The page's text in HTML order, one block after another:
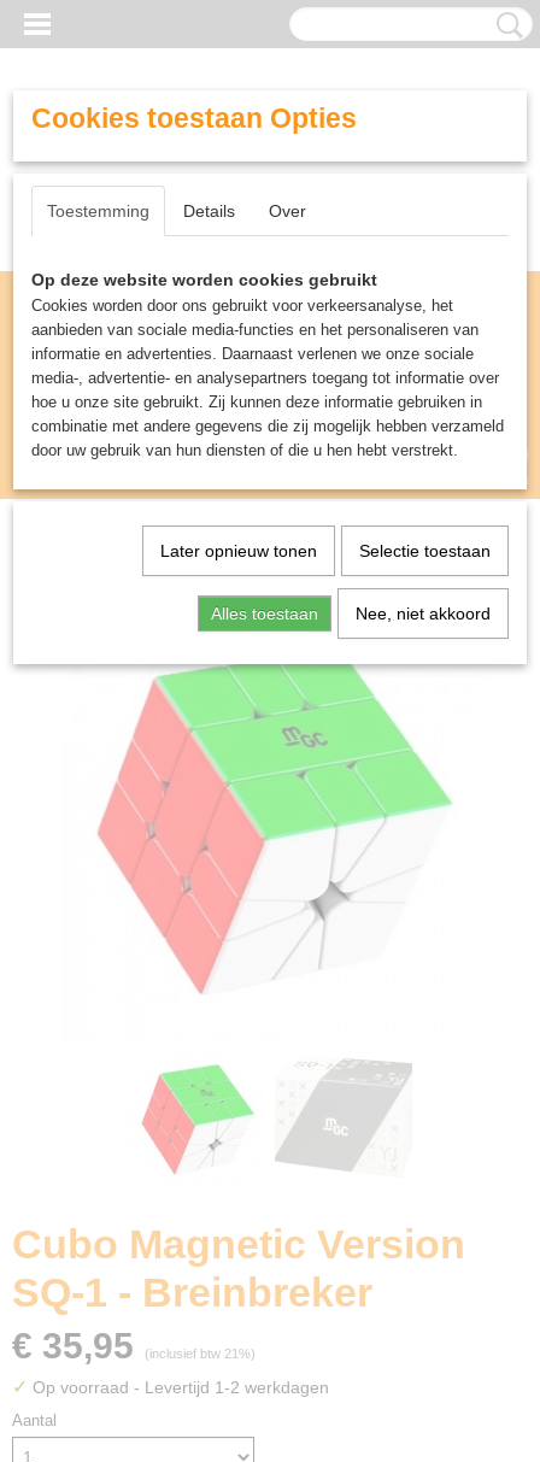
Inloggen Registreren
UW WINKELWAGEN
(0)
Spellen & Puzzels> Breinbrekers>Cubo
Magnetic Version SQ-1 - Breinbreker
Cubo Magnetic Version
SQ-1 - Breinbreker
€ 35,95 (inclusief btw 21%)
✓ Op voorraad - Levertijd 1-2 werkdagen
Aantal
Cookies toestaan Opties
Toestemming Details Over
Op deze website worden cookies gebruikt
Cookies worden door ons gebruikt voor verkeersanalyse, het
aanbieden van sociale media-functies en het personaliseren van
informatie en advertenties. Daarnaast verlenen we onze sociale
media-, advertentie- en analysepartners toegang tot informatie over
hoe u onze site gebruikt. Zij kunnen deze informatie gebruiken in
combinatie met andere gegevens die zij mogelijk hebben verzameld
door uw gebruik van hun diensten of die u hen hebt verstrekt.
Later opnieuw tonen Selectie toestaan
Alles toestaan Nee, niet akkoord